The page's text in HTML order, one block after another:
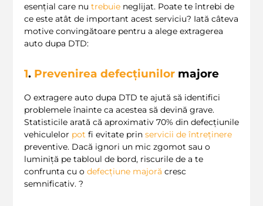
esențial care nu trebuie neglijat. Poate te întrebi de
ce este atât de important acest serviciu? Iată câteva
motive convingătoare pentru a alege extragerea
auto dupa DTD:
1. Prevenirea defecțiunilor majore
O extragere auto dupa DTD te ajută să identifici
problemele înainte ca acestea să devină grave.
Statisticile arată că aproximativ 70% din defecțiunile
vehiculelor pot fi evitate prin servicii de întreținere
preventive. Dacă ignori un mic zgomot sau o
luminiță pe tabloul de bord, riscurile de a te
confrunta cu o defecțiune majoră cresc
semnificativ. ?️